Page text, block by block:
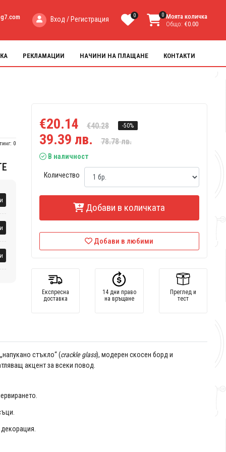
Вход / Регистрация 0 0 Моята количка
Общо: €0.00
РЕКЛАМАЦИИ НАЧИНИ НА ПЛАЩАНЕ КОНТАКТИ
0
€20.14 €40.28 -50%
39.39 лв. 78.78 лв.
В наличност
Количество
Добави в количката
Добави в любими
Експресна
доставка
14 дни право
на връщане
Преглед и
тест
стъкло“ (crackle glass), модерен скосен борд и
акцент за всеки повод.